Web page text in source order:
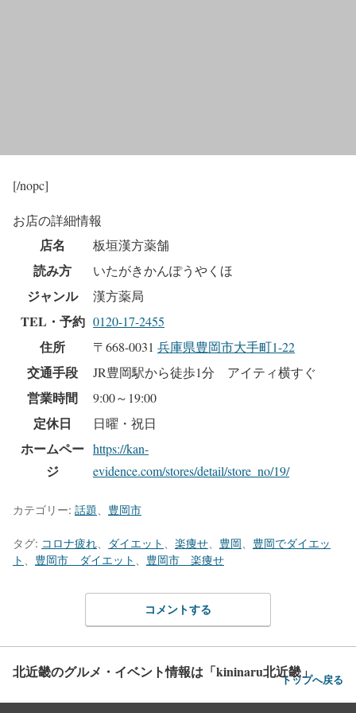
[/nopc]
お店の詳細情報
店名 板垣漢方薬舗
読み方 いたがきかんぽうやくほ
ジャンル 漢方薬局
TEL・予約 0120-17-2455
住所 〒668-0031 兵庫県豊岡市大手町1-22
交通手段 JR豊岡駅から徒歩1分 アイティ横すぐ
営業時間 9:00～19:00
定休日 日曜・祝日
ホームペー
ジ
https://kan-
evidence.com/stores/detail/store_no/19/
カテゴリー: 話題 豊岡市
タグ: コロナ疲れ ダイエット 楽痩せ 豊岡
豊岡でダイエッ
ト
豊岡市 ダイエット 豊岡市 楽痩せ
コメントする
北近畿のグルメ・イベント情報は「kininaru北近畿」トップへ戻る